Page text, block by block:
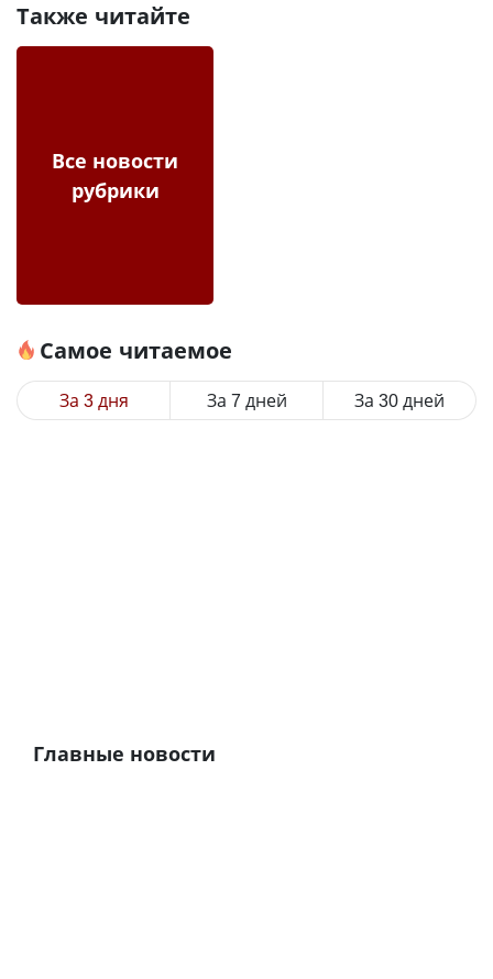
Также читайте
Все новости
рубрики
Самое читаемое
За 3 дня За 7 дней За 30 дней
Главные новости